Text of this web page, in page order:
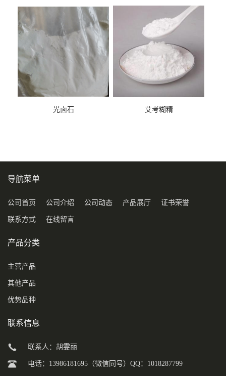
光卤石 艾考糊精
导航菜单
公司首页 公司介绍 公司动态 产品展厅 证书荣誉
联系方式 在线留言
产品分类
主营产品
其他产品
优势品种
联系信息
联系人：胡雯丽
电话：13986181695（微信同号）QQ：1018287799